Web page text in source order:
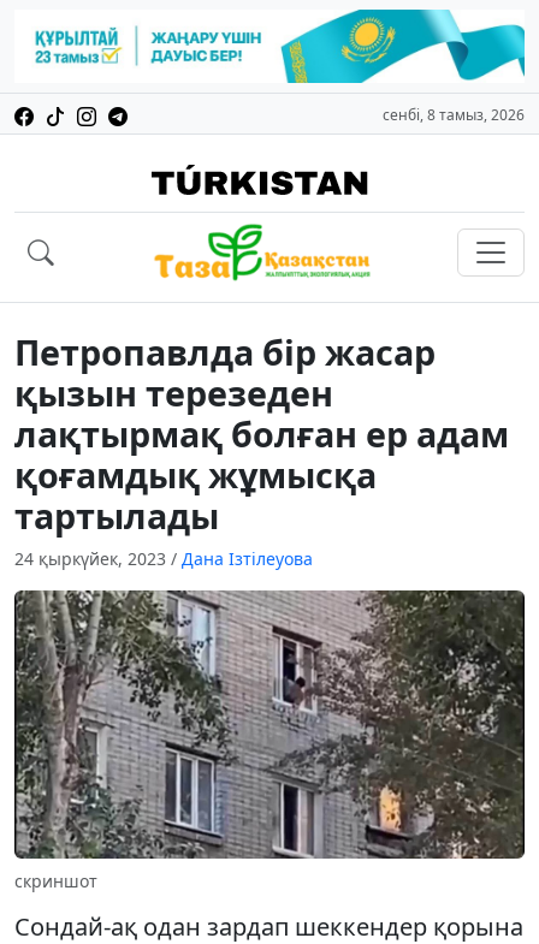
сенбі, 8 тамыз, 2026
Петропавлда бір жасар
қызын терезеден
лақтырмақ болған ер адам
қоғамдық жұмысқа
тартылады
24 қыркүйек, 2023 / Дана Ізтілеуова
скриншот
Сондай-ақ одан зардап шеккендер қорына